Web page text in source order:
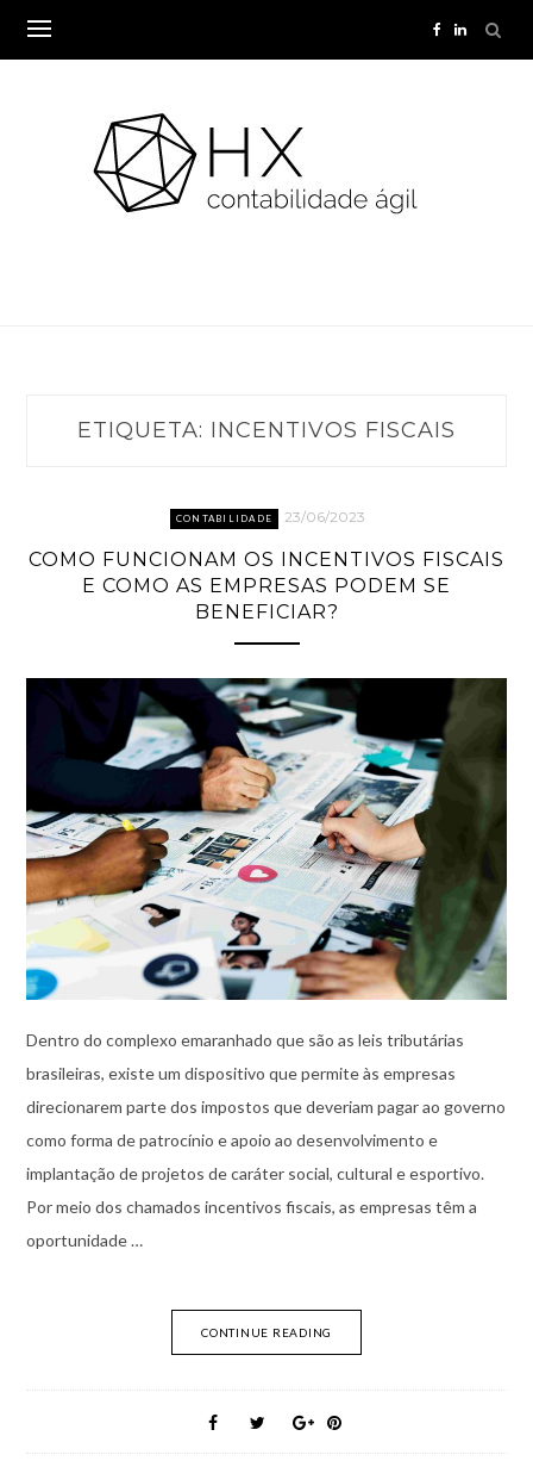
content
ETIQUETA: INCENTIVOS FISCAIS
CONTABILIDADE 23/06/2023
COMO FUNCIONAM OS INCENTIVOS FISCAIS
E COMO AS EMPRESAS PODEM SE
BENEFICIAR?
Dentro do complexo emaranhado que são as leis tributárias
brasileiras, existe um dispositivo que permite às empresas
direcionarem parte dos impostos que deveriam pagar ao governo
como forma de patrocínio e apoio ao desenvolvimento e
implantação de projetos de caráter social, cultural e esportivo.
Por meio dos chamados incentivos fiscais, as empresas têm a
oportunidade …
CONTINUE READING